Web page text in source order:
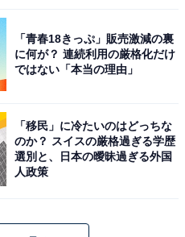
まれる？
都IC出口から春田バイパス/
、中妻交差点を右折して
（西都メモリードホール）
ー入口手前（つきあた
「青春18きっぷ」販売激減の裏
に何が？ 連続利用の厳格化だけ
ではない「本当の理由」
「移民」に冷たいのはどっちな
のか？ スイスの厳格過ぎる学歴
選別と、日本の曖昧過ぎる外国
人政策